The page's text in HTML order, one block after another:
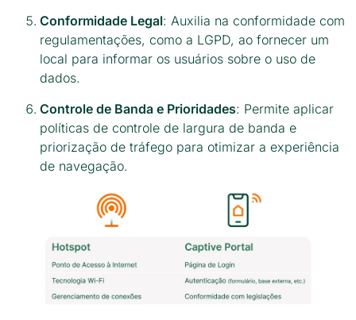
Conformidade Legal: Auxilia na conformidade com
regulamentações, como a LGPD, ao fornecer um
local para informar os usuários sobre o uso de
dados.
Controle de Banda e Prioridades: Permite aplicar
políticas de controle de largura de banda e
priorização de tráfego para otimizar a experiência
de navegação.